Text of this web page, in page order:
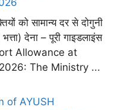
को सामान्य दर से दोगुनी
देना – पूरी गाइडलाइंस
Allowance at
The Ministry ...
of AYUSH